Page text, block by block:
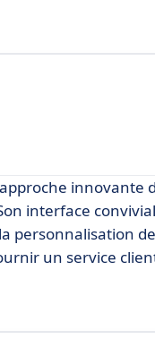
innovante
interface
personnalisation
un service